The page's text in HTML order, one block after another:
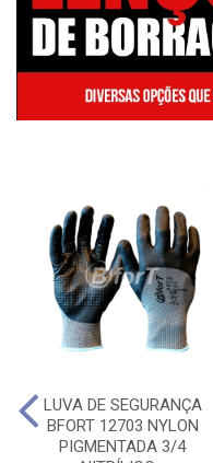
LUVA DE SEGURANÇA
BFORT 12703 NYLON
PIGMENTADA 3/4